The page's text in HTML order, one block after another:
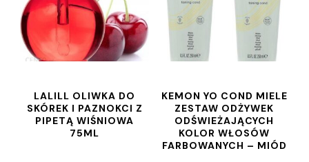
LALILL OLIWKA DO
SKÓREK I PAZNOKCI Z
PIPETĄ WIŚNIOWA
75ML
KEMON YO COND MIELE
ZESTAW ODŻYWEK
ODŚWIEŻAJĄCYCH
KOLOR WŁOSÓW
FARBOWANYCH – MIÓD